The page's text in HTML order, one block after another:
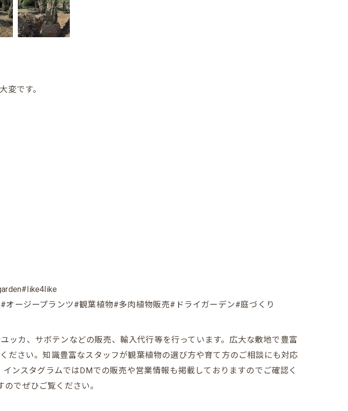
変です。
ージープランツ#観葉植物#多肉植物販売#ドライガーデン#庭づくり
ッカ、サボテンなどの販売、輸入代行等を行っています。広大な敷地で豊富
ださい。知識豊富なスタッフが観葉植物の選び方や育て方のご相談にも対応
ンスタグラムではDMでの販売や営業情報も掲載しておりますのでご確認く
でぜひご覧ください。